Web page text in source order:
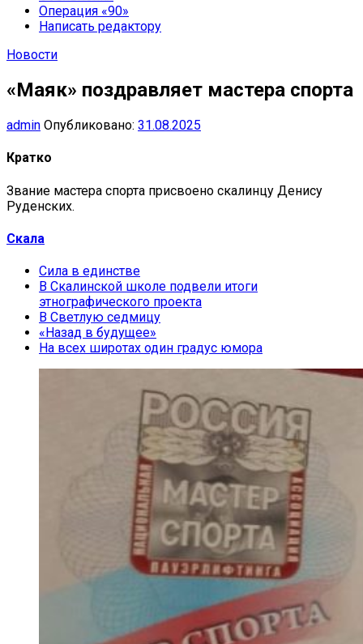
Операция «90»
Написать редактору
Новости
«Маяк» поздравляет мастера спорта
admin Опубликовано: 31.08.2025
Кратко
Звание мастера спорта присвоено скалинцу Денису
Руденских.
Скала
Сила в единстве
В Скалинской школе подвели итоги
этнографического проекта
В Светлую седмицу
«Назад в будущее»
На всех широтах один градус юмора